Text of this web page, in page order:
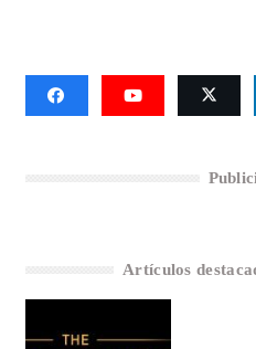
Artículos